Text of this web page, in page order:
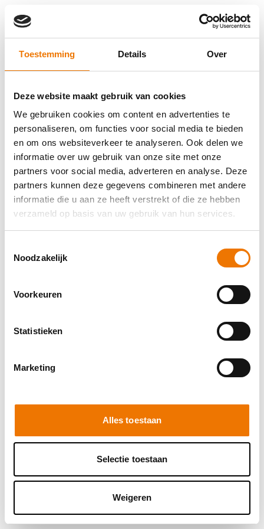
Toestemming Details Over
Deze website maakt gebruik van cookies
We gebruiken cookies om content en advertenties te
personaliseren, om functies voor social media te bieden
en om ons websiteverkeer te analyseren. Ook delen we
informatie over uw gebruik van onze site met onze
partners voor social media, adverteren en analyse. Deze
partners kunnen deze gegevens combineren met andere
informatie die u aan ze heeft verstrekt of die ze hebben
verzameld op basis van uw gebruik van hun services.
Noodzakelijk
Voorkeuren
Statistieken
Marketing
Alles toestaan
Selectie toestaan
Weigeren
Application error: a client-side exception has occurred (see the